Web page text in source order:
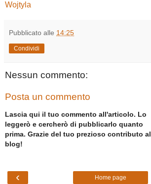
Wojtyla
Pubblicato alle 14:25
Condividi
Nessun commento:
Posta un commento
Lascia qui il tuo commento all'articolo. Lo
leggerò e cercherò di pubblicarlo quanto
prima. Grazie del tuo prezioso contributo al
blog!
‹ Home page